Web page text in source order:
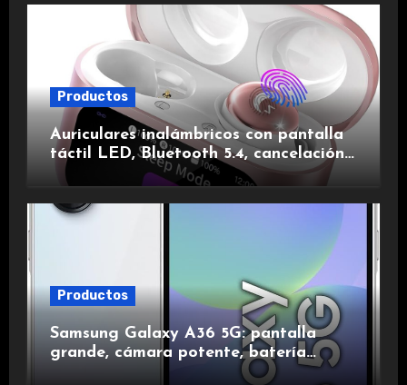
Productos
Auriculares inalámbricos con pantalla
táctil LED, Bluetooth 5.4, cancelación
de ruido, impermeables y de larga
duración.
Productos
Samsung Galaxy A36 5G: pantalla
grande, cámara potente, batería
duradera y carga rápida para una